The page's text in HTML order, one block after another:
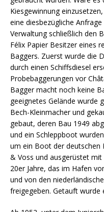
Kiesgewinnung
eine diesbezügliche
Verwaltung schließlich den
Félix Papier Besitzer eines
Baggers. Zuerst wurde die
durch einen Schiffsdiesel
Probebaggerungen vor
Bagger macht noch keine
geeignetes Gelände wurde
Bech-Kleinmacher und
gebaut, deren Bau 1949
und ein Schleppboot
um ein Boot der deutschen
& Voss und ausgerüstet
20er Jahre, das im Hafen
und von den
freigegeben. Getauft wurde